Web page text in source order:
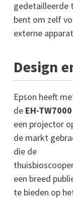
gedetailleerde
bent om zelf
externe
Design
Epson heeft
de EH-TW7000
een projector
de markt
die de
een breed
te bieden op